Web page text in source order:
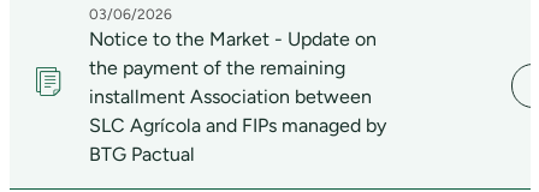
03/06/2026
Notice to the Market - Update on
the payment of the remaining
installment Association between
SLC Agrícola and FIPs managed by
BTG Pactual